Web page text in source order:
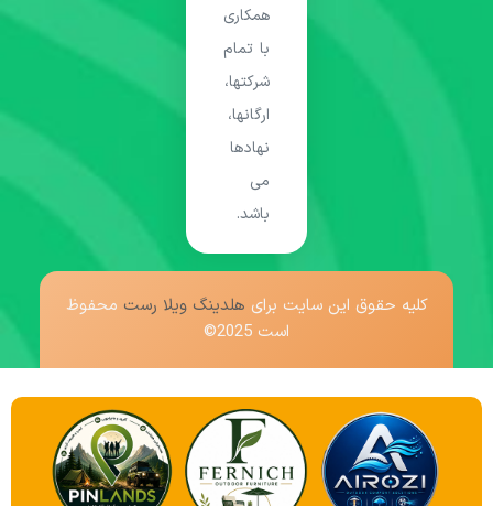
همکاری
با تمام
شرکتها،
ارگانها،
نهادها
می
باشد.
کلیه حقوق این سایت برای هلدینگ ویلا رست محفوظ
است 2025©